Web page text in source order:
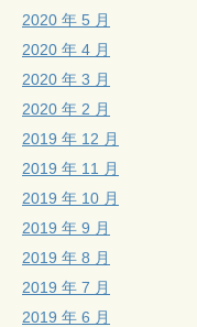
2020 年 5 月
2020 年 4 月
2020 年 3 月
2020 年 2 月
2019 年 12 月
2019 年 11 月
2019 年 10 月
2019 年 9 月
2019 年 8 月
2019 年 7 月
2019 年 6 月